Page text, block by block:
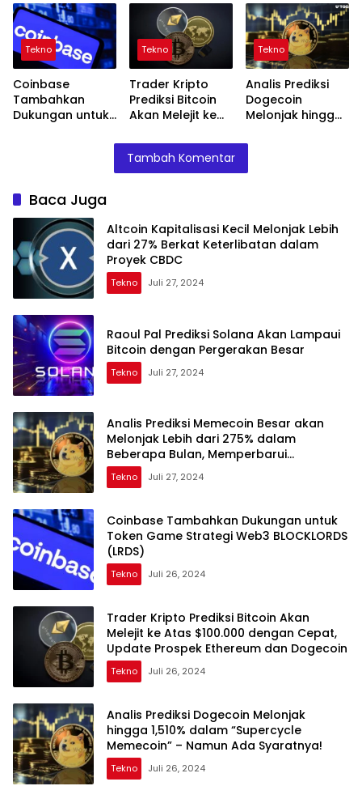
Keterlibatan
dalam Proyek
CBDC
Pergerakan
Besar
dalam Beberapa
Bulan,
Memperbarui
Pandangan
tentang Bitcoin
dan XRP
Tekno
Coinbase
Tambahkan
Dukungan untuk
Tekno
Trader Kripto
Prediksi Bitcoin
Akan Melejit ke
dengan Cepat,
Update Prospek
Ethereum dan
Tekno
Analis Prediksi
Dogecoin
Melonjak hingga
“Supercycle
Namun Ada
Tambah Komentar
Baca Juga
Altcoin Kapitalisasi Kecil Melonjak Lebih
dari 27% Berkat Keterlibatan dalam
Proyek CBDC
Tekno Juli 27, 2024
Raoul Pal Prediksi Solana Akan Lampaui
Bitcoin dengan Pergerakan Besar
Tekno Juli 27, 2024
Analis Prediksi Memecoin Besar akan
Melonjak Lebih dari 275% dalam
Beberapa Bulan, Memperbarui
Pandangan tentang Bitcoin dan XRP
Tekno Juli 27, 2024
Coinbase Tambahkan Dukungan untuk
Token Game Strategi Web3 BLOCKLORDS
(LRDS)
Tekno Juli 26, 2024
Trader Kripto Prediksi Bitcoin Akan
Melejit ke Atas $100.000 dengan Cepat,
Update Prospek Ethereum dan Dogecoin
Tekno Juli 26, 2024
Analis Prediksi Dogecoin Melonjak
hingga 1,510% dalam “Supercycle
Memecoin” – Namun Ada Syaratnya!
Tekno Juli 26, 2024